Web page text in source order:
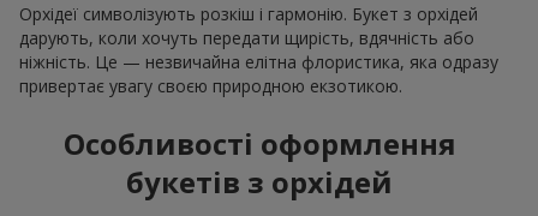
Орхідеї символізують розкіш і гармонію. Букет з орхідей
дарують, коли хочуть передати щирість, вдячність або
ніжність. Це — незвичайна елітна флористика, яка одразу
привертає увагу своєю природною екзотикою.
Особливості оформлення
букетів з орхідей